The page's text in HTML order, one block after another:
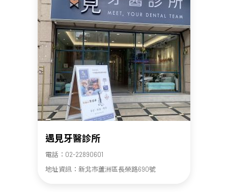
遇見牙醫診所
電話：02-22890601
地址資訊：新北市蘆洲區長榮路690號